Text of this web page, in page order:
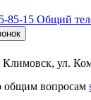
85-15 Общий
Климовск, ул.
общим вопросам